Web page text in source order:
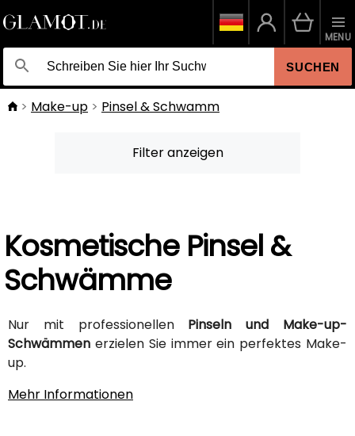
SUCHEN
MENU
Make-up Pinsel & Schwamm
Filter anzeigen
Kosmetische Pinsel &
Schwämme
Nur mit professionellen Pinseln und Make-up-
Schwämmen erzielen Sie immer ein perfektes Make-
up.
Mehr Informationen